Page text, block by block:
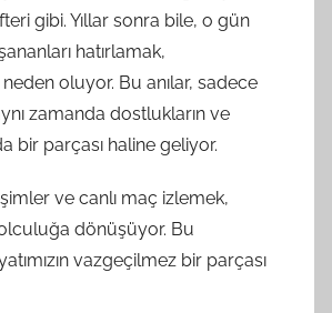
gibi. Yıllar sonra bile, o gün
hatırlamak,
oluyor. Bu anılar, sadece
zamanda dostlukların ve
bir parçası haline geliyor.
ve canlı maç izlemek,
dönüşüyor. Bu
vazgeçilmez bir parçası